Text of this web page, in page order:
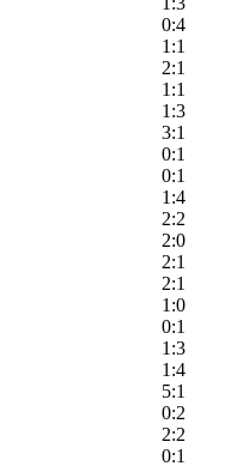
0:4
1:1
2:1
1:1
1:3
3:1
0:1
0:1
1:4
2:2
2:0
2:1
2:1
1:0
0:1
1:3
1:4
5:1
0:2
2:2
0:1